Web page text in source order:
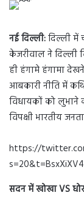
नई दिल्ली:दिल्ली में
केजरीवाल ने दिल्ली
ही हंगामे हंगामा
आबकारी नीति में
विधायकों को
विपक्षी भारतीय
https://
सदन में खोखा VS